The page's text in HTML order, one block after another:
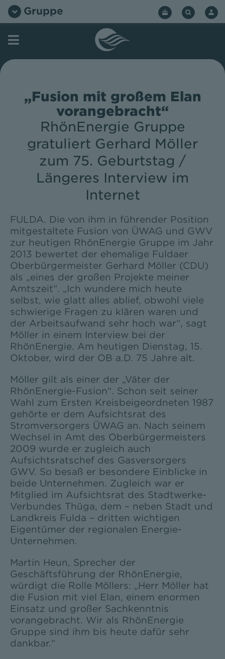
Zum
InhaltGruppe
„Fusion mit großem Elan
vorangebracht“
RhönEnergie Gruppe
gratuliert Gerhard Möller
zum 75. Geburtstag /
Längeres Interview im
Internet
FULDA. Die von ihm in führender Position
mitgestaltete Fusion von ÜWAG und GWV
zur heutigen RhönEnergie Gruppe im Jahr
2013 bewertet der ehemalige Fuldaer
Oberbürgermeister Gerhard Möller (CDU)
als „eines der großen Projekte meiner
Amtszeit“. „Ich wundere mich heute
selbst, wie glatt alles ablief, obwohl viele
schwierige Fragen zu klären waren und
der Arbeitsaufwand sehr hoch war“, sagt
Möller in einem Interview bei der
RhönEnergie. Am heutigen Dienstag, 15.
Oktober, wird der OB a.D. 75 Jahre alt.
Möller gilt als einer der „Väter der
RhönEnergie-Fusion“. Schon seit seiner
Wahl zum Ersten Kreisbeigeordneten 1987
gehörte er dem Aufsichtsrat des
Stromversorgers ÜWAG an. Nach seinem
Wechsel in Amt des Oberbürgermeisters
2009 wurde er zugleich auch
Aufsichtsratschef des Gasversorgers
GWV. So besaß er besondere Einblicke in
beide Unternehmen. Zugleich war er
Mitglied im Aufsichtsrat des Stadtwerke-
Verbundes Thüga, dem – neben Stadt und
Landkreis Fulda – dritten wichtigen
Eigentümer der regionalen Energie-
Unternehmen.
Martin Heun, Sprecher der
Geschäftsführung der RhönEnergie,
würdigt die Rolle Möllers: „Herr Möller hat
die Fusion mit viel Elan, einem enormen
Einsatz und großer Sachkenntnis
vorangebracht. Wir als RhönEnergie
Gruppe sind ihm bis heute dafür sehr
dankbar.“